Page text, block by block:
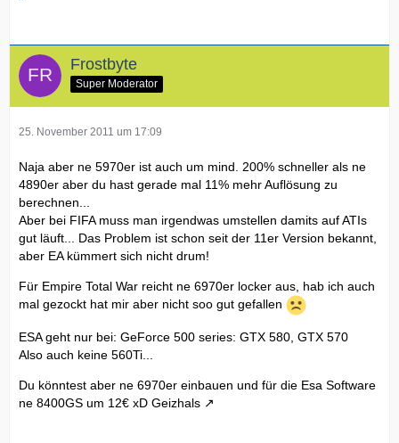
Frostbyte
Super Moderator
25. November 2011 um 17:09
Naja aber ne 5970er ist auch um mind. 200% schneller als ne
4890er aber du hast gerade mal 11% mehr Auflösung zu
berechnen...
Aber bei FIFA muss man irgendwas umstellen damits auf ATIs
gut läuft... Das Problem ist schon seit der 11er Version bekannt,
aber EA kümmert sich nicht drum!
Für Empire Total War reicht ne 6970er locker aus, hab ich auch
mal gezockt hat mir aber nicht soo gut gefallen
ESA geht nur bei: GeForce 500 series: GTX 580, GTX 570
Also auch keine 560Ti...
Du könntest aber ne 6970er einbauen und für die Esa Software
ne 8400GS um 12€ xD Geizhals